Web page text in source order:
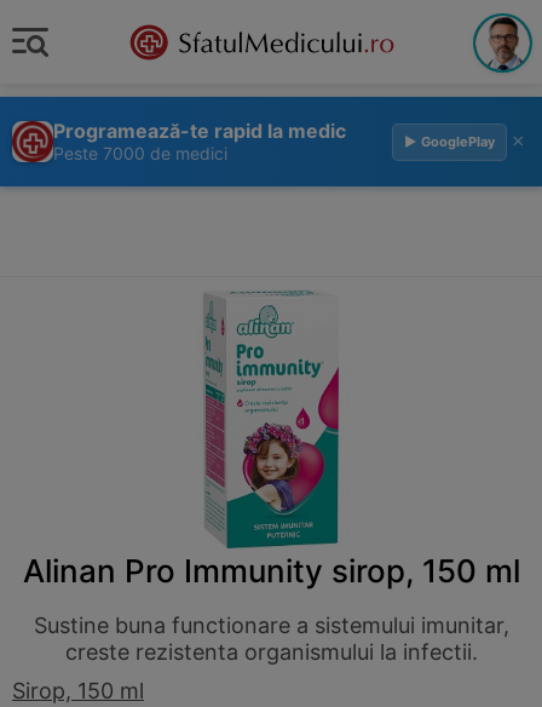
Programează-te rapid la medic
Peste 7000 de medici
▶ GooglePlay ×
Alinan Pro Immunity sirop, 150 ml
Sustine buna functionare a sistemului imunitar,
creste rezistenta organismului la infectii.
Sirop, 150 ml